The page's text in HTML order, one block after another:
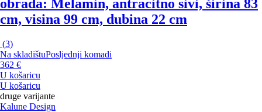
obrada: Melamin, antracitno sivi, širina 83
cm, visina 99 cm, dubina 22 cm
(3)
Na skladištuPosljednji komadi
362 €
U košaricu
U košaricu
druge varijante
Kalune Design